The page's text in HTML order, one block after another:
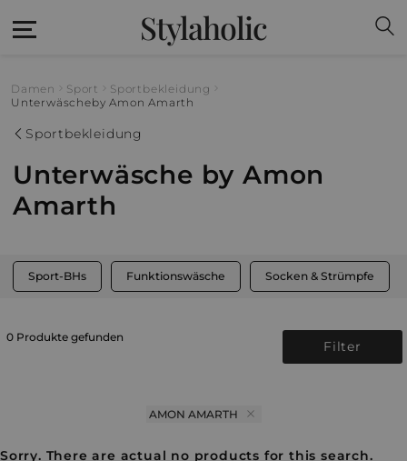
Stylaholic
Damen Sport
Sportbekleidung
Unterwäscheby Amon Amarth
Sportbekleidung
Unterwäsche by Amon
Amarth
Sport-BHs Funktionswäsche Socken & Strümpfe
0 Produkte gefunden
Filter
AMON AMARTH
Sorry. There are actual no products for this search.